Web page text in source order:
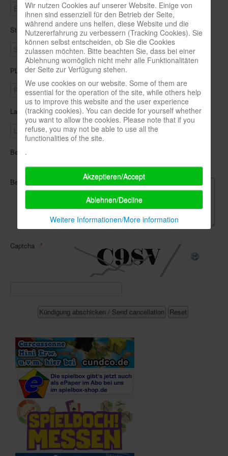
In eigener Sache-On our own behalf
Archivierte Meldungen-News archive
Straße / Hausnr.
PLZ / Ort
Land
Beendigungszeitpunkt
Bemerkung
Captcha
Wir nutzen Cookies auf unserer Website. Einige von
ihnen sind essenziell für den Betrieb der Seite,
während andere uns helfen, diese Website und die
Nutzererfahrung zu verbessern (Tracking Cookies). Sie
können selbst entscheiden, ob Sie die Cookies
zulassen möchten. Bitte beachten Sie, dass bei einer
Ablehnung womöglich nicht mehr alle Funktionalitäten
der Seite zur Verfügung stehen.
We use cookies on our website. Some of them are
essential for the operation of the site, while others help
us to improve this website and the user experience
(tracking cookies). You can decide for yourself whether
you want to allow the cookies. Please note that if you
refuse, you may not be able to use all the
functionalities of the site.
.
Akzeptieren/Accept
Ablehnen/Decline
Weitere Informationen/More information